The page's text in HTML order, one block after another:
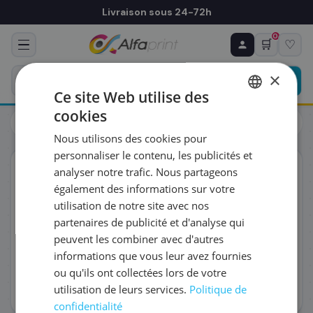
Livraison sous 24-72h
🛒
0
♡
Toutes les imprimantes
♻ COMMANDE RÉCURRENTE
Prévoyez & économisez
Programmez votre prochain achat — notre équipe
vous prépare un devis personnalisé
RÉFÉRENCE DU PRODUIT
FRÉQUENCE
QUANTITÉ PAR LIVRAISON
DATE DE PREMIÈRE LIVRAISON SOUHAITÉE
×
Ce site Web utilise des
cookies
Nous utilisons des cookies pour
personnaliser le contenu, les publicités et
analyser notre trafic. Nous partageons
également des informations sur votre
utilisation de notre site avec nos
partenaires de publicité et d'analyse qui
peuvent les combiner avec d'autres
informations que vous leur avez fournies
ou qu'ils ont collectées lors de votre
utilisation de leurs services. Politique de
confidentialité